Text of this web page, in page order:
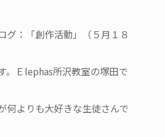
グ：「創作活動」（５月１８
。Ｅlephas所沢教室の塚田で
何よりも大好きな生徒さんで